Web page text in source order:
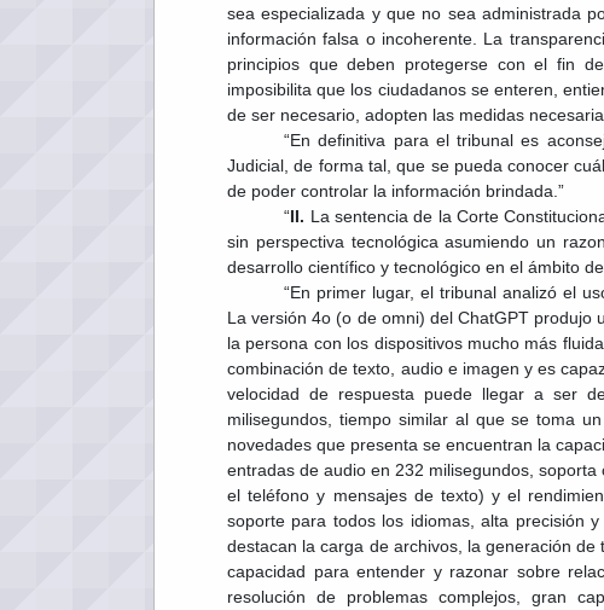
sea especializada y que no sea administrada
información falsa o incoherente. La
principios que deben protegerse con el fin
imposibilita que los ciudadanos se enteren,
de ser necesario, adopten las medidas
“En definitiva para el tribunal es
Judicial, de forma tal, que se pueda conocer
de poder controlar la información brindada.”
“II. La sentencia de la Corte
sin perspectiva tecnológica asumiendo un
desarrollo científico y tecnológico en el ámbito
“En primer lugar, el tribunal analizó el
La versión 4o (o de omni) del ChatGPT
la persona con los dispositivos mucho más
combinación de texto, audio e imagen y es
velocidad de respuesta puede llegar a ser
milisegundos, tiempo similar al que se toma
novedades que presenta se encuentran la
entradas de audio en 232 milisegundos,
el teléfono y mensajes de texto) y el
soporte para todos los idiomas, alta precisión
destacan la carga de archivos, la generación
capacidad para entender y razonar sobre
resolución de problemas complejos, gran